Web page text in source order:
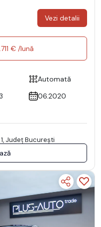
Vezi detalii
€ /lună
Automată
06.2020
Județ București